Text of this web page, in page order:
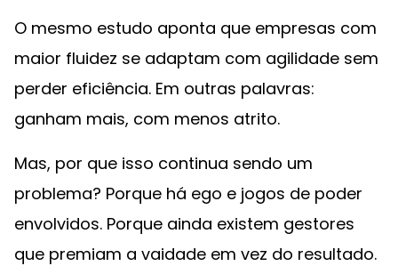
O mesmo estudo aponta que empresas com
maior fluidez se adaptam com agilidade sem
perder eficiência. Em outras palavras:
ganham mais, com menos atrito.
Mas, por que isso continua sendo um
problema? Porque há ego e jogos de poder
envolvidos. Porque ainda existem gestores
que premiam a vaidade em vez do resultado.